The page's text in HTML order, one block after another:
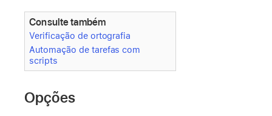
Consulte também
Verificação de ortografia
Automação de tarefas com
scripts
Opções